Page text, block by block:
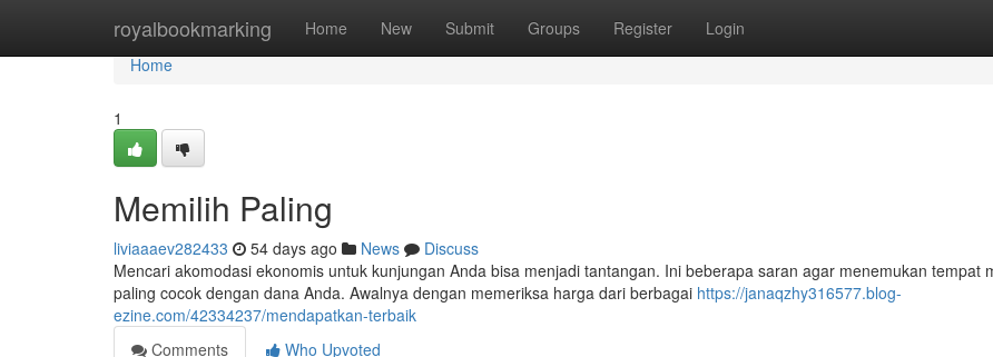
royalbookmarking Home New Submit Groups Register Login
Home
Home
1
Memilih Paling
liviaaaev282433 54 days ago News
Discuss
Mencari akomodasi ekonomis untuk kunjungan Anda bisa menjadi tantangan. Ini beberapa saran agar menemukan tempat
paling cocok dengan dana Anda. Awalnya dengan memeriksa harga dari berbagai https://janaqzhy316577.blog-
ezine.com/42334237/mendapatkan-terbaik
Comments
Who Upvoted